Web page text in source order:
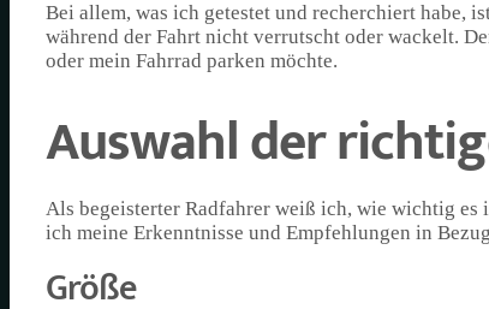
Bei allem, was ich getestet und recherchiert habe,
während der Fahrt nicht verrutscht oder wackelt.
oder mein Fahrrad parken möchte.
Auswahl der
Als begeisterter Radfahrer weiß ich, wie wichtig es
ich meine Erkenntnisse und Empfehlungen in
Größe